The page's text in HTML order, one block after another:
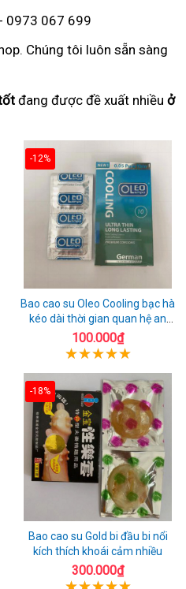
0973 067 699
Chúng tôi luôn sẵn sàng
đang được đề xuất nhiều ở
-12%
Bao cao su Oleo Cooling bạc hà
kéo dài thời gian quan hệ an
toàn
100.000₫
-18%
Bao cao su Gold bi đầu bi nổi
kích thích khoái cảm nhiều
300.000₫